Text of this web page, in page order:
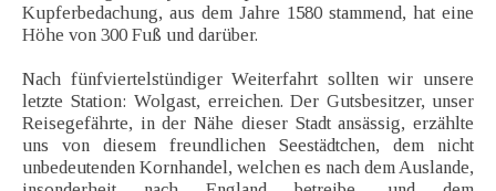
Kupferbedachung, aus dem Jahre 1580 stammend, hat eine
Höhe von 300 Fuß und darüber.
Nach fünfviertelstündiger Weiterfahrt sollten wir unsere
letzte Station: Wolgast, erreichen. Der Gutsbesitzer, unser
Reisegefährte, in der Nähe dieser Stadt ansässig, erzählte
uns von diesem freundlichen Seestädtchen, dem nicht
unbedeutenden Kornhandel, welchen es nach dem Auslande,